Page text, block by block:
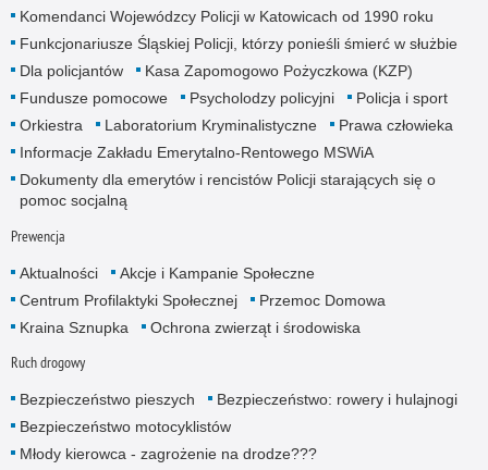
Komendanci Wojewódzcy Policji w Katowicach od 1990 roku
Funkcjonariusze Śląskiej Policji, którzy ponieśli śmierć w służbie
Dla policjantów
Kasa Zapomogowo Pożyczkowa (KZP)
Fundusze pomocowe
Psycholodzy policyjni
Policja i sport
Orkiestra
Laboratorium Kryminalistyczne
Prawa człowieka
Informacje Zakładu Emerytalno-Rentowego MSWiA
Dokumenty dla emerytów i rencistów Policji starających się o
pomoc socjalną
Prewencja
Aktualności
Akcje i Kampanie Społeczne
Centrum Profilaktyki Społecznej
Przemoc Domowa
Kraina Sznupka
Ochrona zwierząt i środowiska
Ruch drogowy
Bezpieczeństwo pieszych
Bezpieczeństwo: rowery i hulajnogi
Bezpieczeństwo motocyklistów
Młody kierowca - zagrożenie na drodze???